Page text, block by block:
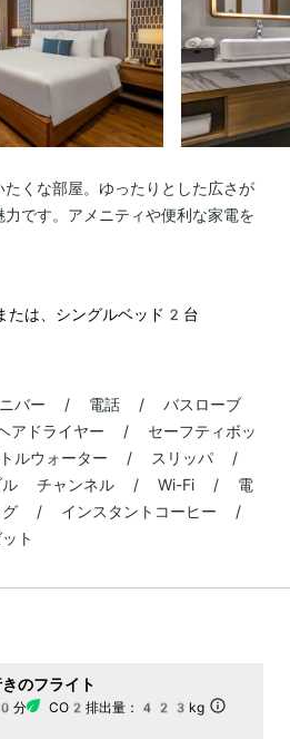
くな部屋。ゆったりとした広さが
です。アメニティや便利な家電を
たは、シングルベッド2台
バー / 電話 / バスローブ
ドライヤー / セーフティボッ
ウォーター / スリッパ /
ル チャンネル / Wi-Fi / 電
/ インスタントコーヒー /
ト
のフライト
分 CO2排出量： 423kg